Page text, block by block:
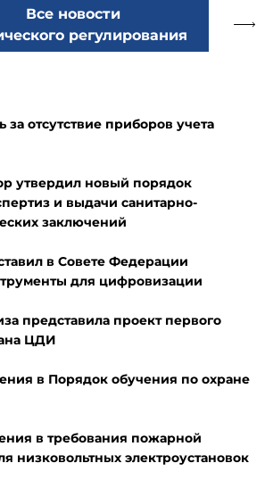
Все новости
регулирования
за отсутствие приборов учета
утвердил новый порядок
и выдачи санитарно-
заключений
в Совете Федерации
для цифровизации
представила проект первого
ЦДИ
в Порядок обучения по охране
в требования пожарной
низковольтных электроустановок